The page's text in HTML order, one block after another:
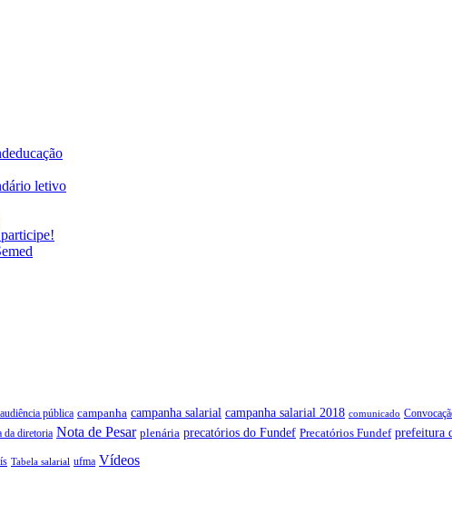
letivo
audiência pública campanha campanha salarial campanha salarial 2018 comunicado
da diretoria Nota de Pesar plenária precatórios do Fundef Precatórios Fundef prefeitura
Tabela salarial ufma Vídeos